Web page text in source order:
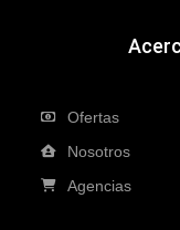
Ofertas
Nosotros
Agencias